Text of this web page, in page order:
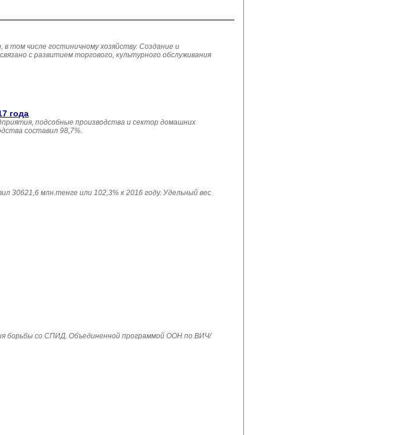
том числе гостиничному хозяйству. Создание и
с развитием торгового, культурного обслуживания
года
подсобные производства и сектор домашних
составил 98,7%.
30621,6 млн.тенге или 102,3% к 2016 году. Удельный вес
борьбы со СПИД. Объединенной программой ООН по ВИЧ/